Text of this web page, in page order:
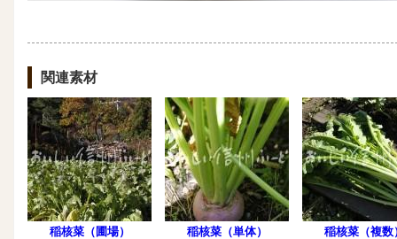
関連素材
稲核菜（圃場） 稲核菜（単体） 稲核菜（複数